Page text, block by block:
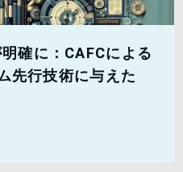
確に：CAFCによる
先行技術に与えた